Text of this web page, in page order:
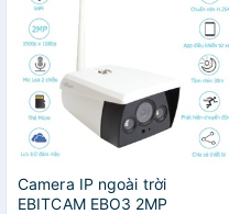
Camera IP ngoài trời
EBITCAM EBO3 2MP